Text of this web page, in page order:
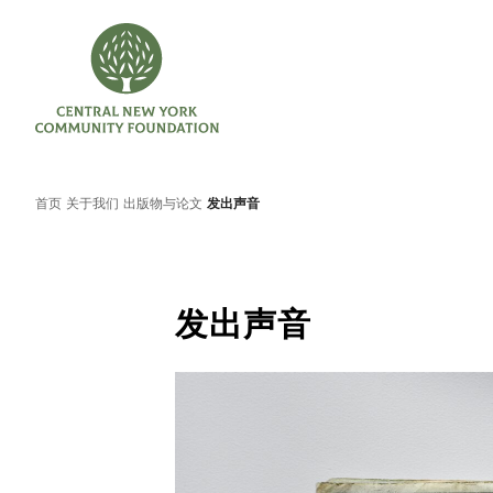
首页 关于我们 出版物与论文 发出声音
发出声音